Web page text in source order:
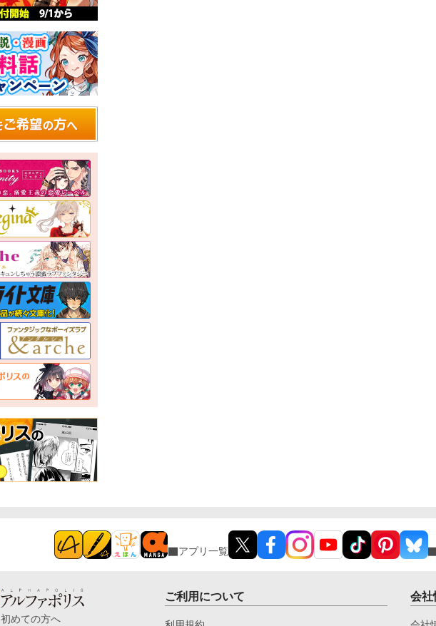
アプリ一覧
初めての方へ
ご利用について 会社